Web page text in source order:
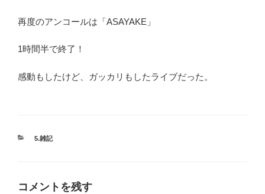
再度のアンコールは「ASAYAKE」
1時間半で終了！
感動もしたけど、ガッカリもしたライブだった。
カ
5.雑記
コメントを残す